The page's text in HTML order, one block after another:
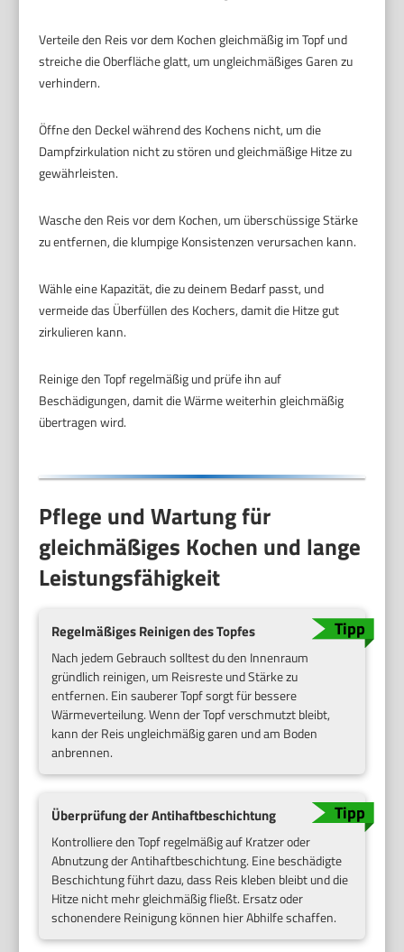
Verteile den Reis vor dem Kochen gleichmäßig im Topf und
streiche die Oberfläche glatt, um ungleichmäßiges Garen zu
verhindern.
Öffne den Deckel während des Kochens nicht, um die
Dampfzirkulation nicht zu stören und gleichmäßige Hitze zu
gewährleisten.
Wasche den Reis vor dem Kochen, um überschüssige Stärke
zu entfernen, die klumpige Konsistenzen verursachen kann.
Wähle eine Kapazität, die zu deinem Bedarf passt, und
vermeide das Überfüllen des Kochers, damit die Hitze gut
zirkulieren kann.
Reinige den Topf regelmäßig und prüfe ihn auf
Beschädigungen, damit die Wärme weiterhin gleichmäßig
übertragen wird.
Pflege und Wartung für
gleichmäßiges Kochen und lange
Leistungsfähigkeit
Regelmäßiges Reinigen des Topfes
Nach jedem Gebrauch solltest du den Innenraum
gründlich reinigen, um Reisreste und Stärke zu
entfernen. Ein sauberer Topf sorgt für bessere
Wärmeverteilung. Wenn der Topf verschmutzt bleibt,
kann der Reis ungleichmäßig garen und am Boden
anbrennen.
Überprüfung der Antihaftbeschichtung
Kontrolliere den Topf regelmäßig auf Kratzer oder
Abnutzung der Antihaftbeschichtung. Eine beschädigte
Beschichtung führt dazu, dass Reis kleben bleibt und die
Hitze nicht mehr gleichmäßig fließt. Ersatz oder
schonendere Reinigung können hier Abhilfe schaffen.